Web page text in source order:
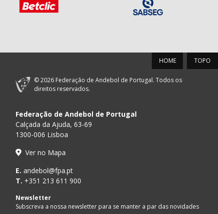
TOPO
HOME
© 2026 Federação de Andebol de Portugal. Todos os
direitos reservados.
Federação de Andebol de Portugal
Calçada da Ajuda, 63-69
1300-006 Lisboa
Ver no Mapa
E. andebol@fpa.pt
T. +351 213 611 900
Newsletter
Subscreva a nossa newsletter para se manter a par das novidades